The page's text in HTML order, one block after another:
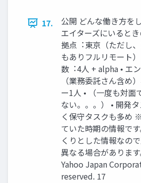
17.
公開 どんな働き⽅を
エイターズにいると
拠点︓東京（ただし
もありフルリモート
数︓4⼈ + alpha • エ
（業務委託さん含め
ー1⼈ • （⼀度も対⾯
ない。。。） • 開発
く保守タスクも多め
ていた時期の情報で
くりとした情報なの
異なる場合がありま
Yahoo Japan
reserved. 17